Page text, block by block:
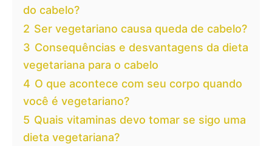
do cabelo?
2 Ser vegetariano causa queda de cabelo?
3 Consequências e desvantagens da dieta
vegetariana para o cabelo
4 O que acontece com seu corpo quando
você é vegetariano?
5 Quais vitaminas devo tomar se sigo uma
dieta vegetariana?